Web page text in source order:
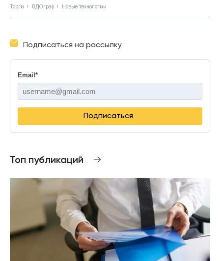
Торги ВДОграф Новые технологии
Подписаться на рассылку
Email *
Подписаться
Топ публикаций